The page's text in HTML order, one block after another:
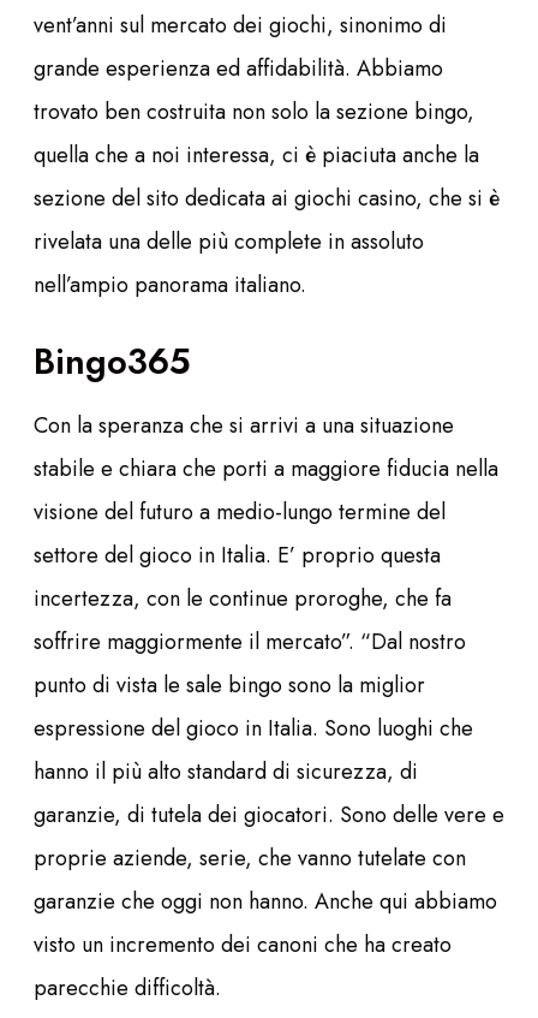
vent’anni sul mercato dei giochi, sinonimo di
grande esperienza ed affidabilità. Abbiamo
trovato ben costruita non solo la sezione bingo,
quella che a noi interessa, ci è piaciuta anche la
sezione del sito dedicata ai giochi casino, che si è
rivelata una delle più complete in assoluto
nell’ampio panorama italiano.
Bingo365
Con la speranza che si arrivi a una situazione
stabile e chiara che porti a maggiore fiducia nella
visione del futuro a medio-lungo termine del
settore del gioco in Italia. E’ proprio questa
incertezza, con le continue proroghe, che fa
soffrire maggiormente il mercato”. “Dal nostro
punto di vista le sale bingo sono la miglior
espressione del gioco in Italia. Sono luoghi che
hanno il più alto standard di sicurezza, di
garanzie, di tutela dei giocatori. Sono delle vere e
proprie aziende, serie, che vanno tutelate con
garanzie che oggi non hanno. Anche qui abbiamo
visto un incremento dei canoni che ha creato
parecchie difficoltà.